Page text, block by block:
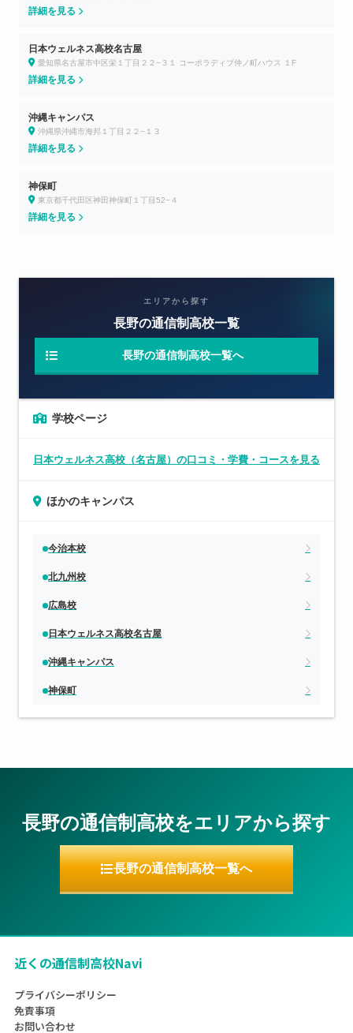
詳細を見る
日本ウェルネス高校名古屋
愛知県名古屋市中区栄１丁目２２−３１ コーポラディブ仲ノ町ハウス １F
詳細を見る
沖縄キャンパス
沖縄県沖縄市海邦１丁目２２−１３
詳細を見る
神保町
東京都千代田区神田神保町１丁目52−４
詳細を見る
エリアから探す
長野の通信制高校一覧
長野の通信制高校一覧へ
学校ページ
日本ウェルネス高校（名古屋）の口コミ・学費・コースを見る
ほかのキャンパス
今治本校
北九州校
広島校
日本ウェルネス高校名古屋
沖縄キャンパス
神保町
長野の通信制高校をエリアから探す
長野の通信制高校一覧へ
近くの通信制高校Navi
プライバシーポリシー
免責事項
お問い合わせ